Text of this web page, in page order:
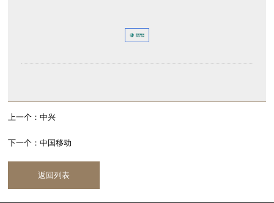
上一个：中兴
下一个：中国移动
返回列表